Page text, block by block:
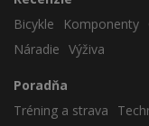
Bicykle
Komponenty
Náradie Výživa
Poradňa
Tréning a strava